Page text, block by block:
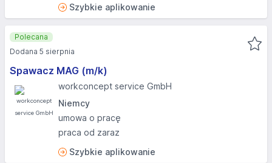
Szybkie aplikowanie
Spawacz MAG (m/k)
workconcept service GmbH
Niemcy
umowa o pracę
praca od zaraz
Szybkie aplikowanie
Polecana
Dodana 5 sierpnia